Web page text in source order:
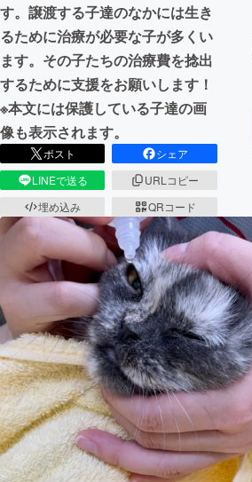
す。譲渡する子達のなかには生き
るために治療が必要な子が多くい
ます。その子たちの治療費を捻出
するために支援をお願いします！
※本文には保護している子達の画
像も表示されます。
ポスト
シェア
LINEで送る
URLコピー
埋め込み
QRコード